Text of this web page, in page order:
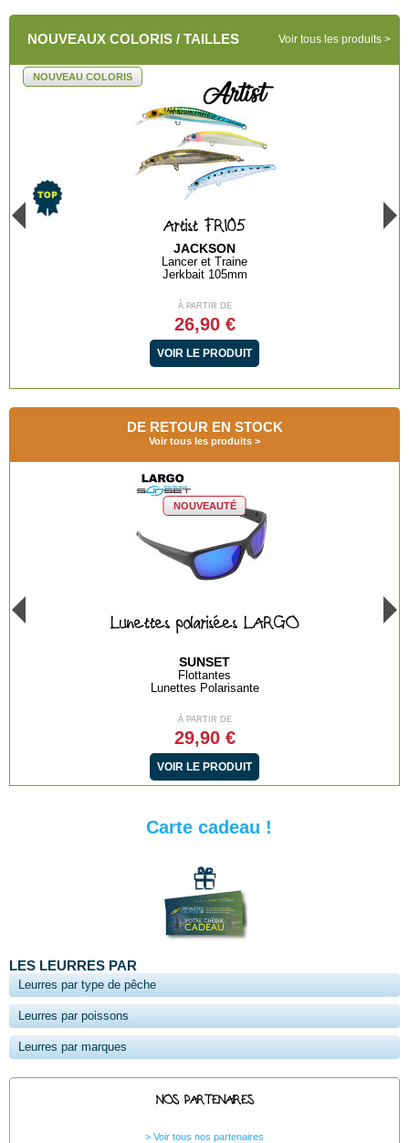
NOUVEAUX COLORIS / TAILLES Voir tous les produits
NOUVEAU COLORIS
Artist FR105
JACKSON
Lancer et Traine
Jerkbait 105mm
À PARTIR DE
26,90 €
VOIR LE PRODUIT
DE RETOUR EN STOCK
Voir tous les produits
NOUVEAUTÉ
Lunettes polarisées BAYA GREEN
SUNSET
Flottantes
Lunettes Polarisante
À PARTIR DE
29,90 €
VOIR LE PRODUIT
Carte cadeau !
LES LEURRES PAR
Leurres par type de pêche
Leurres par poissons
Leurres par marques
NOS PARTENAIRES
Voir tous nos partenaires